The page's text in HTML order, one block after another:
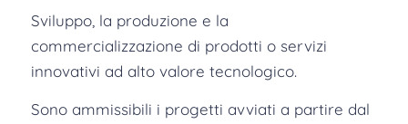
Sviluppo, la produzione e la
commercializzazione di prodotti o servizi
innovativi ad alto valore tecnologico.
Sono ammissibili i progetti avviati a partire dal